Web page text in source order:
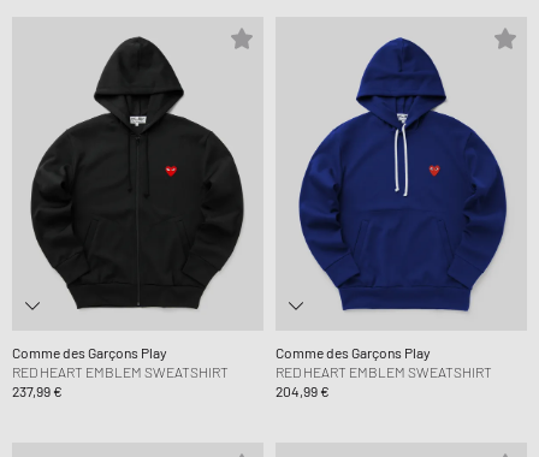
Comme des Garçons Play
RED HEART EMBLEM SWEATSHIRT
237,99 €
Comme des Garçons Play
RED HEART EMBLEM SWEATSHIRT
204,99 €